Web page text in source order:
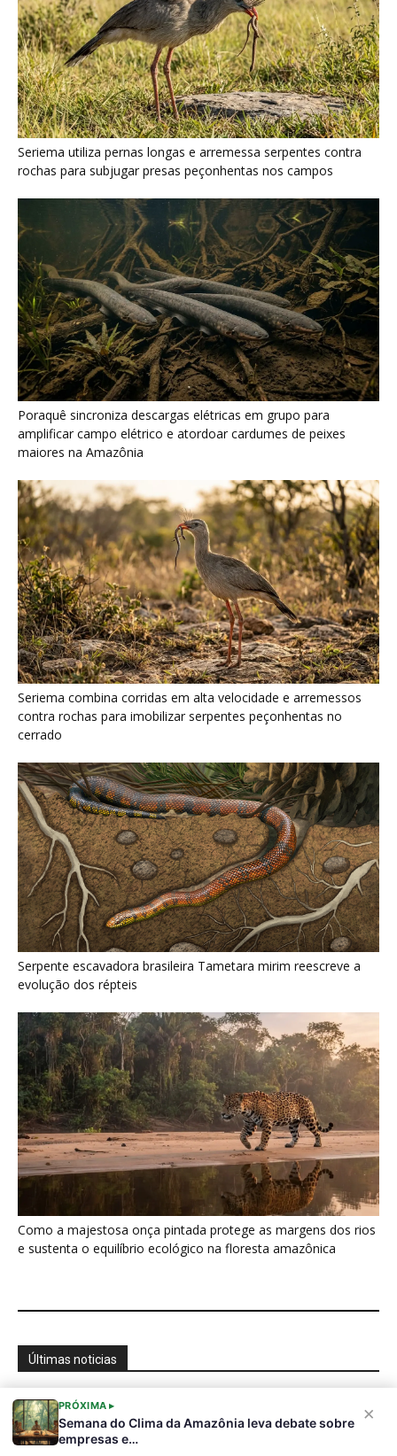
×
PRÓXIMA ▸
Semana do Clima da Amazônia leva debate sobre
empresas e…
Serpente escavadora brasileira Tametara mirim reescreve a
evolução dos répteis
Como a majestosa onça pintada protege as margens dos rios
e sustenta o equilíbrio ecológico na floresta amazônica
Últimas noticias
Nova espécie de rã é descoberta em florestas
do Acre
5 de agosto de 2026
Fertilizante inteligente da USP pode regenerar
solos degradados
5 de agosto de 2026
O que acontece com uma carcaça na
floresta? Um besouro pode...
5 de agosto de 2026
centenas de formas de vida...
5 de agosto de 2026
Morcegos brancos constroem tendas com
folhas e conseguem digerir sementes em...
5 de agosto de 2026
Sobre a Revista Amazônia
Contato
Política de Privacidade, LGPD e RGPD
Termos de Serviço